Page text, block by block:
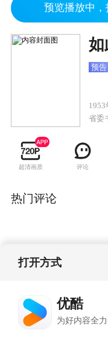
预览播放中，
如
预告
省委
要任
民党
铁
超清画质 评论
热门评论
打开方式
优酷
为好内容全